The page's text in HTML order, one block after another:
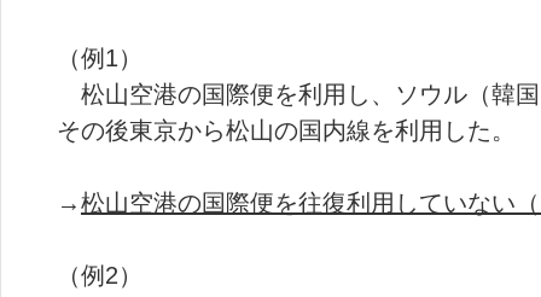
（例1）
松山空港の国際便を利用し、ソウル（韓
その後東京から松山の国内線を利用した。
→松山空港の国際便を往復利用していない
（例2）